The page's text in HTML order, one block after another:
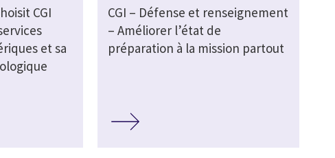
CGI
et sa
CGI – Défense et renseignement
– Améliorer l’état de
préparation à la mission partout